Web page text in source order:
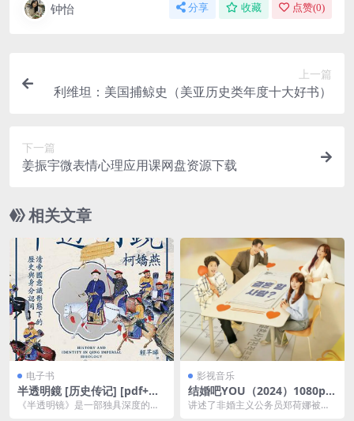
钟怡 分享 收藏 点赞(0)
上一篇
利维坦：美国捕鲸史（美亚历史类年度十大好书）
下一篇
姜振宇微表情心理应用课网盘资源下载
相关文章
电子书
半透明鏡 [ 历史传记] [pdf+全
格式]
《半透明镜》是一部独具深度的历
影视音乐
结婚吧YOU（2024）1080p S
01E01 – E10
讲述了非婚主义公务员郑荷娜被流